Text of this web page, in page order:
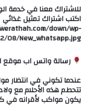
للاشتراك معنا في خدمة
اكتب اشتراك تمثيل غذائي
down/wp-
08/New_whatsapp.jpg
رسالة واتس اب موقع
عندما تكوني في انتظار
تتحطم هذه الأحلام مع
يكون مواكب لأقرانه في